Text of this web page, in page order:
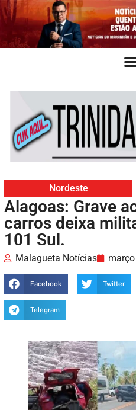
Nordeste
Alagoas: Grave
carros deixa
101 Sul.
Malagueta Notícias
Facebook Twitter
Telegram